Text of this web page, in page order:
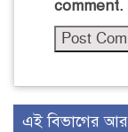
comment.
এই বিভাগের